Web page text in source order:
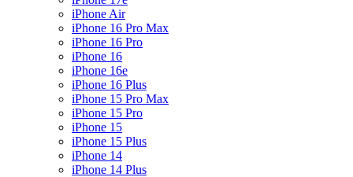
iPhone Air
iPhone 16 Pro Max
iPhone 16 Pro
iPhone 16
iPhone 16e
iPhone 16 Plus
iPhone 15 Pro Max
iPhone 15 Pro
iPhone 15
iPhone 15 Plus
iPhone 14
iPhone 14 Plus